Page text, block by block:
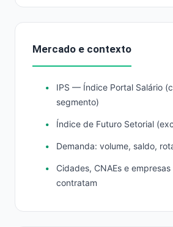
Mercado e contexto
IPS — Índice Portal Salário
segmento)
Índice de Futuro Setorial
Demanda: volume, saldo,
Cidades, CNAEs e
contratam